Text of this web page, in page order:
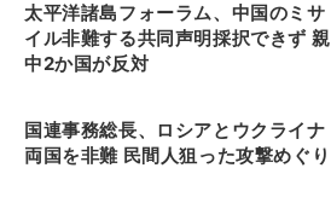
太平洋諸島フォーラム、中国のミサ
イル非難する共同声明採択できず 親
中2か国が反対
国連事務総長、ロシアとウクライナ
両国を非難 民間人狙った攻撃めぐり